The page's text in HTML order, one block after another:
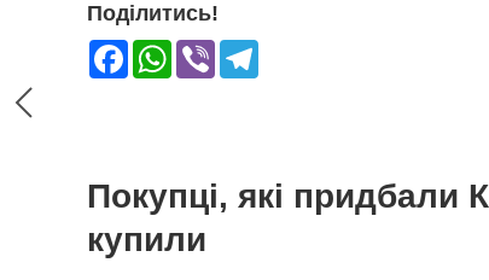
Поділитись!
FacebookWhatsApp
Viber
Покупці, які придбали
купили